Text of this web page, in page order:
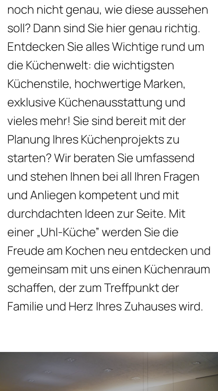
noch nicht genau, wie diese aussehen
soll? Dann sind Sie hier genau richtig.
Entdecken Sie alles Wichtige rund um
die Küchenwelt: die wichtigsten
Küchenstile, hochwertige Marken,
exklusive Küchenausstattung und
vieles mehr! Sie sind bereit mit der
Planung Ihres Küchenprojekts zu
starten? Wir beraten Sie umfassend
und stehen Ihnen bei all Ihren Fragen
und Anliegen kompetent und mit
durchdachten Ideen zur Seite. Mit
einer „Uhl-Küche” werden Sie die
Freude am Kochen neu entdecken und
gemeinsam mit uns einen Küchenraum
schaffen, der zum Treffpunkt der
Familie und Herz Ihres Zuhauses wird.